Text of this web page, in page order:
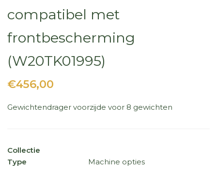
compatibel met
frontbescherming
(W20TK01995)
€456,00
Gewichtendrager voorzijde voor 8 gewichten
Collectie
Type
Machine opties